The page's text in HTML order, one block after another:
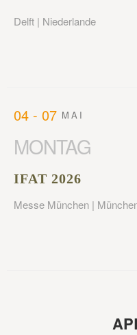
Delft | Niederlande
04 - 07 MAI
MONTAG
IFAT 2026
Messe München |